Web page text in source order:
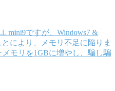
mini9ですが、Windows7 &
により、メモリ不足に陥りま
モリを1GBに増やし、騙し騙